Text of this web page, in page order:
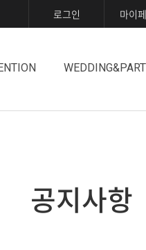
로그인 마이
공지사항